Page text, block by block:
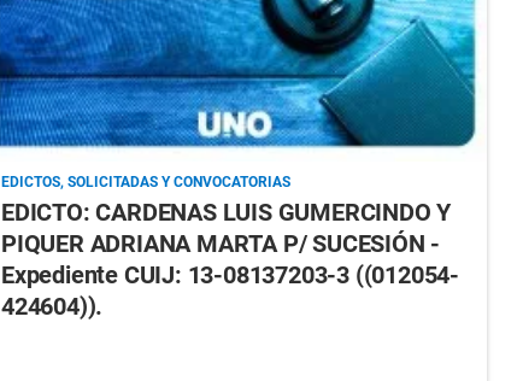
EDICTOS, SOLICITADAS Y CONVOCATORIAS
EDICTO: CARDENAS LUIS GUMERCINDO Y
PIQUER ADRIANA MARTA P/ SUCESIÓN -
Expediente CUIJ: 13-08137203-3 ((012054-
424604)).